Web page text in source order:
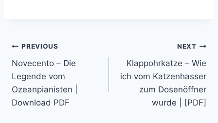
PREVIOUS
Novecento – Die
Legende vom
Ozeanpianisten |
Download PDF
NEXT
Klappohrkatze – Wie
ich vom Katzenhasser
zum Dosenöffner
wurde | [PDF]